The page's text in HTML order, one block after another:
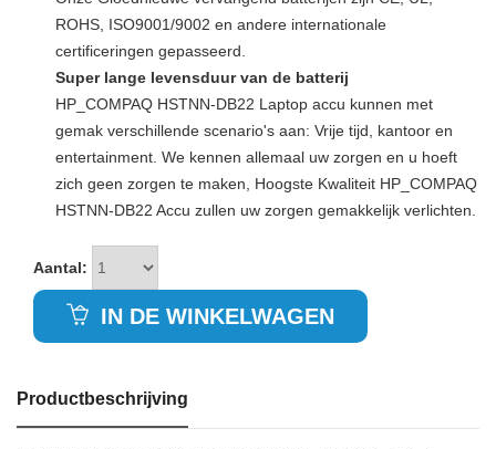
ROHS, ISO9001/9002 en andere internationale
certificeringen gepasseerd.
Super lange levensduur van de batterij
HP_COMPAQ HSTNN-DB22 Laptop accu kunnen met
gemak verschillende scenario's aan: Vrije tijd, kantoor en
entertainment. We kennen allemaal uw zorgen en u hoeft
zich geen zorgen te maken, Hoogste Kwaliteit HP_COMPAQ
HSTNN-DB22 Accu zullen uw zorgen gemakkelijk verlichten.
Aantal:
IN DE WINKELWAGEN
Productbeschrijving